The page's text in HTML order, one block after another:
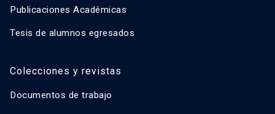
Publicaciones Académicas
Tesis de alumnos egresados
Colecciones y revistas
Documentos de trabajo